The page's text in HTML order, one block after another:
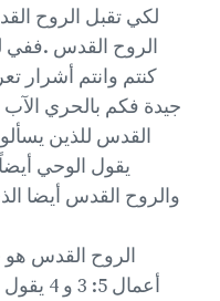
لكي تقبل الروح
كنتم وانتم أشرار
جيدة فكم بالحري
يقول الوحي
والروح القدس أيضا
الروح القدس هو
أعمال